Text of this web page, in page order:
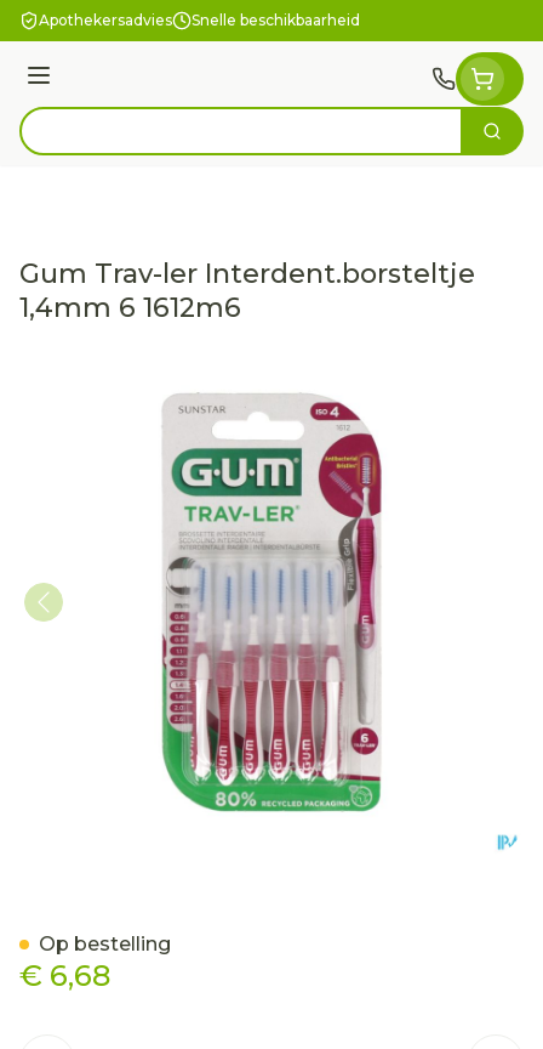
Ga naar de inhoud
Apothekersadvies Snelle beschikbaarheid
Menu
Product, merk, categorie... Zoek
Gum Trav-ler Interdent.borsteltje
1,4mm 6 1612m6
€ 6,68
Op bestelling